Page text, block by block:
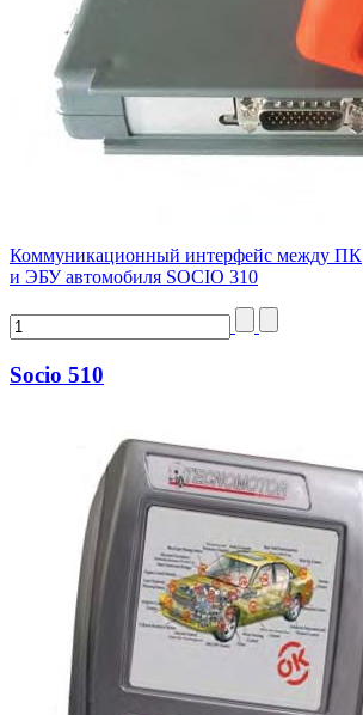
Коммуникационный интерфейс между ПК
и ЭБУ автомобиля SOCIO 310
Socio 510